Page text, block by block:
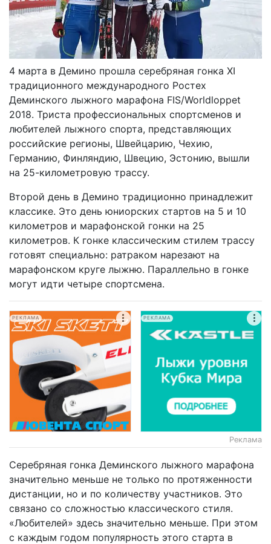
4 марта в Демино прошла серебряная гонка XI
традиционного международного Ростех
Деминского лыжного марафона FIS/Worldloppet
2018. Триста профессиональных спортсменов и
любителей лыжного спорта, представляющих
российские регионы, Швейцарию, Чехию,
Германию, Финляндию, Швецию, Эстонию, вышли
на 25-километровую трассу.
Второй день в Демино традиционно принадлежит
классике. Это день юниорских стартов на 5 и 10
километров и марафонской гонки на 25
километров. К гонке классическим стилем трассу
готовят специально: ратраком нарезают на
марафонском круге лыжню. Параллельно в гонке
могут идти четыре спортсмена.
РЕКЛАМА РЕКЛАМА
Реклама
Серебряная гонка Деминского лыжного марафона
значительно меньше не только по протяженности
дистанции, но и по количеству участников. Это
связано со сложностью классического стиля.
«Любителей» здесь значительно меньше. При этом
с каждым годом популярность этого старта в